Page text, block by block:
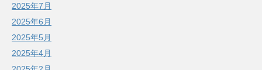
2025年7月
2025年6月
2025年5月
2025年4月